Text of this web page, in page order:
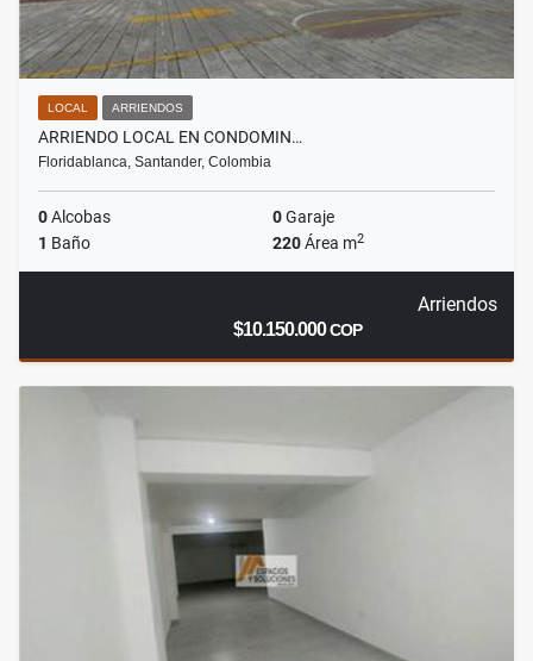
LOCAL ARRIENDOS
ARRIENDO LOCAL EN CONDOMIN…
Floridablanca, Santander, Colombia
0Alcobas 0Garaje
1 Baño 220Área m2
Arriendos
$10.150.000COP